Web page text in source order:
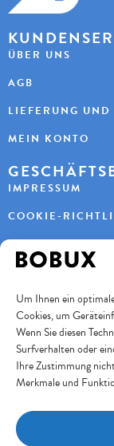
Um Ihnen ein
Cookies, um
Wenn Sie diesen
Surfverhalten oder
Ihre Zustimmung
Merkmale und
ÜBER UNS
AGB
LIEFERUNG UND
MEIN KONTO
IMPRESSUM
COOKIE-
KAYBEE AG
TURBENWEG 9
3073 GÜMLIGEN
+41 31 951 11 10
FOLGE UNS